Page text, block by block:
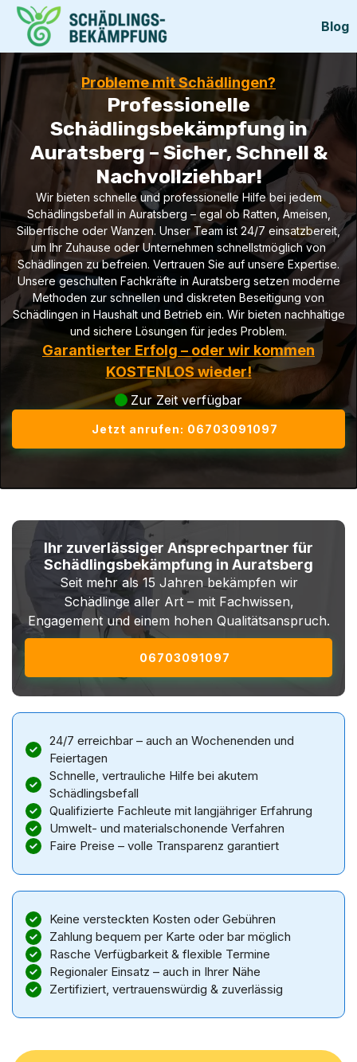
Blog
Probleme mit Schädlingen?
Professionelle
Schädlingsbekämpfung in
Auratsberg – Sicher, Schnell &
Nachvollziehbar!
Wir bieten schnelle und professionelle Hilfe bei jedem
Schädlingsbefall in Auratsberg – egal ob Ratten, Ameisen,
Silberfische oder Wanzen. Unser Team ist 24/7 einsatzbereit,
um Ihr Zuhause oder Unternehmen schnellstmöglich von
Schädlingen zu befreien. Vertrauen Sie auf unsere Expertise.
Unsere geschulten Fachkräfte in Auratsberg setzen moderne
Methoden zur schnellen und diskreten Beseitigung von
Schädlingen in Haushalt und Betrieb ein. Wir bieten nachhaltige
und sichere Lösungen für jedes Problem.
Garantierter Erfolg – oder wir kommen
KOSTENLOS wieder!
Zur Zeit verfügbar
Jetzt anrufen: 06703091097
Ihr zuverlässiger Ansprechpartner für
Schädlingsbekämpfung in Auratsberg
Seit mehr als 15 Jahren bekämpfen wir
Schädlinge aller Art – mit Fachwissen,
Engagement und einem hohen Qualitätsanspruch.
06703091097
24/7 erreichbar – auch an Wochenenden und
Feiertagen
Schnelle, vertrauliche Hilfe bei akutem
Schädlingsbefall
Qualifizierte Fachleute mit langjähriger Erfahrung
Umwelt- und materialschonende Verfahren
Faire Preise – volle Transparenz garantiert
Keine versteckten Kosten oder Gebühren
Zahlung bequem per Karte oder bar möglich
Rasche Verfügbarkeit & flexible Termine
Regionaler Einsatz – auch in Ihrer Nähe
Zertifiziert, vertrauenswürdig & zuverlässig